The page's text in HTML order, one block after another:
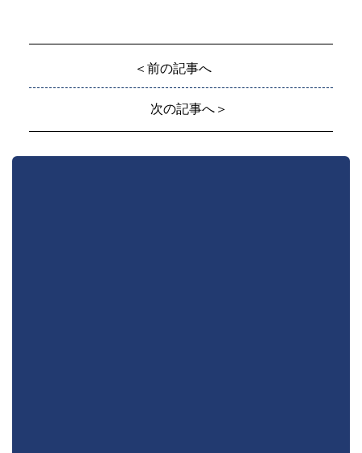
＜前の記事へ
次の記事へ＞